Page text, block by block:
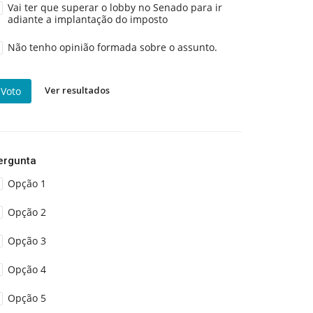
Vai ter que superar o lobby no Senado para ir
adiante a implantação do imposto
Não tenho opinião formada sobre o assunto.
Voto Ver resultados
Opção 1
Opção 2
Opção 3
Opção 4
Opção 5